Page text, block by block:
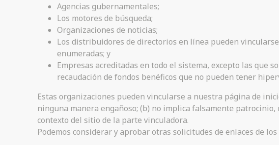
Agencias gubernamentales;
Los motores de búsqueda;
Organizaciones de noticias;
Los distribuidores de directorios en línea pueden
enumeradas; y
Empresas acreditadas en todo el sistema, excepto las que
recaudación de fondos benéficos que no pueden tener
Estas organizaciones pueden vincularse a nuestra página de
ninguna manera engañoso; (b) no implica falsamente
contexto del sitio de la parte vinculadora.
Podemos considerar y aprobar otras solicitudes de enlaces de